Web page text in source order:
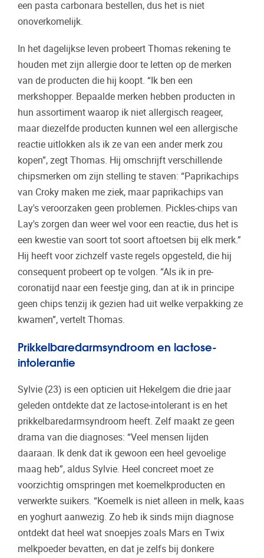
een pasta carbonara bestellen, dus het is niet
onoverkomelijk.
In het dagelijkse leven probeert Thomas rekening te
houden met zijn allergie door te letten op de merken
van de producten die hij koopt. “Ik ben een
merkshopper. Bepaalde merken hebben producten in
hun assortiment waarop ik niet allergisch reageer,
maar diezelfde producten kunnen wel een allergische
reactie uitlokken als ik ze van een ander merk zou
kopen”, zegt Thomas. Hij omschrijft verschillende
chipsmerken om zijn stelling te staven: “Paprikachips
van Croky maken me ziek, maar paprikachips van
Lay's veroorzaken geen problemen. Pickles-chips van
Lay's zorgen dan weer wel voor een reactie, dus het is
een kwestie van soort tot soort aftoetsen bij elk merk.”
Hij heeft voor zichzelf vaste regels opgesteld, die hij
consequent probeert op te volgen. “Als ik in pre-
coronatijd naar een feestje ging, dan at ik in principe
geen chips tenzij ik gezien had uit welke verpakking ze
kwamen”, vertelt Thomas.
Prikkelbaredarmsyndroom en lactose-
intolerantie
Sylvie (23) is een opticien uit Hekelgem die drie jaar
geleden ontdekte dat ze lactose-intolerant is en het
prikkelbaredarmsyndroom heeft. Zelf maakt ze geen
drama van die diagnoses: “Veel mensen lijden
daaraan. Ik denk dat ik gewoon een heel gevoelige
maag heb”, aldus Sylvie. Heel concreet moet ze
voorzichtig omspringen met koemelkproducten en
verwerkte suikers. “Koemelk is niet alleen in melk, kaas
en yoghurt aanwezig. Zo heb ik sinds mijn diagnose
ontdekt dat heel wat snoepjes zoals Mars en Twix
melkpoeder bevatten, en dat je zelfs bij donkere